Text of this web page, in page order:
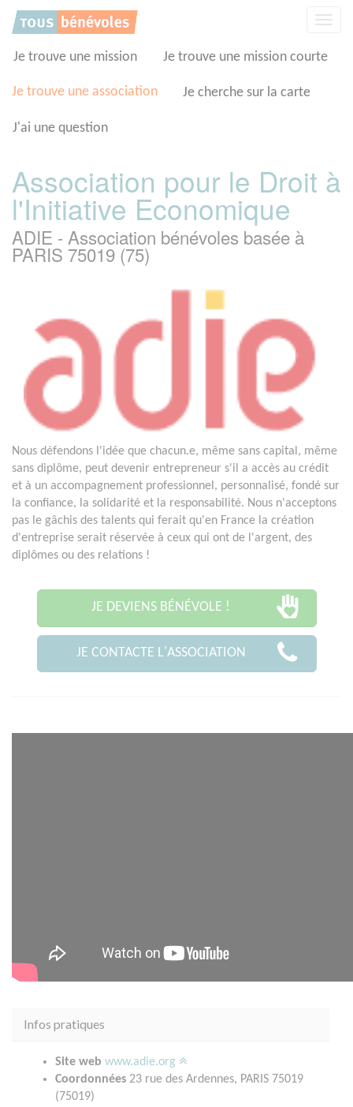
Je trouve une mission Je trouve une mission courte
Je trouve une association Je cherche sur la carte
J'ai une question
Association pour le Droit à
l'Initiative Economique
ADIE - Association bénévoles basée à
PARIS 75019 (75)
Nous défendons l'idée que chacun.e, même sans capital, même
sans diplôme, peut devenir entrepreneur s'il a accès au crédit
et à un accompagnement professionnel, personnalisé, fondé sur
la confiance, la solidarité et la responsabilité. Nous n'acceptons
pas le gâchis des talents qui ferait qu'en France la création
d'entreprise serait réservée à ceux qui ont de l'argent, des
diplômes ou des relations !
JE DEVIENS BÉNÉVOLE !
JE CONTACTE L'ASSOCIATION
Infos pratiques
Site web www.adie.org
Coordonnées 23 rue des Ardennes, PARIS 75019
(75019)
Panneau de gestion des cookies